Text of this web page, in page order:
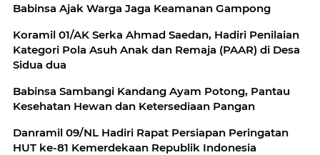
Babinsa Ajak Warga Jaga Keamanan Gampong
Koramil 01/AK Serka Ahmad Saedan, Hadiri Penilaian
Kategori Pola Asuh Anak dan Remaja (PAAR) di Desa
Sidua dua
Babinsa Sambangi Kandang Ayam Potong, Pantau
Kesehatan Hewan dan Ketersediaan Pangan
Danramil 09/NL Hadiri Rapat Persiapan Peringatan
HUT ke-81 Kemerdekaan Republik Indonesia